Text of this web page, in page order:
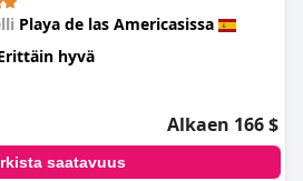
kiinteistö ei aivan vastaa neljän
siihen, että tilat ja mukavuudet
odotetun tason
toistuu siinä käsityksessä, että
vastaa tarjottua palvelu- ja
mielestä hinta on erittäin kallis
hotellilla on tiettyjä myönteisiä puolia,
Playa de las Americasissa
hyvä
Alkaen 166 $
saatavuus